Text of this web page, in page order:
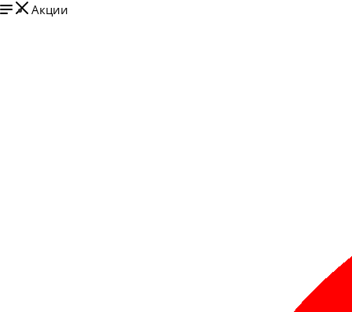
Акции